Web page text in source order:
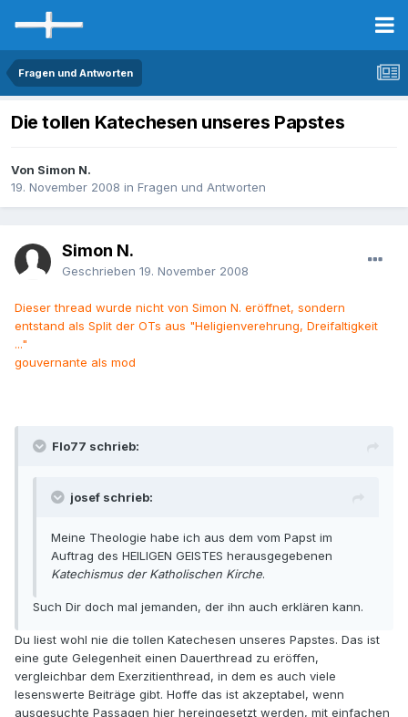
Fragen und Antworten
Die tollen Katechesen unseres Papstes
Von Simon N.
19. November 2008 in Fragen und Antworten
Simon N.
Geschrieben 19. November 2008
Dieser thread wurde nicht von Simon N. eröffnet, sondern
entstand als Split der OTs aus "Heligienverehrung, Dreifaltigkeit
..."
gouvernante als mod
Flo77 schrieb:
josef schrieb:
Meine Theologie habe ich aus dem vom Papst im
Auftrag des HEILIGEN GEISTES herausgegebenen
Katechismus der Katholischen Kirche.
Such Dir doch mal jemanden, der ihn auch erklären kann.
Du liest wohl nie die tollen Katechesen unseres Papstes. Das ist
eine gute Gelegenheit einen Dauerthread zu eröffen,
vergleichbar dem Exerzitienthread, in dem es auch viele
lesenswerte Beiträge gibt. Hoffe das ist akzeptabel, wenn
ausgesuchte Passagen hier hereingesetzt werden, mit einfachen